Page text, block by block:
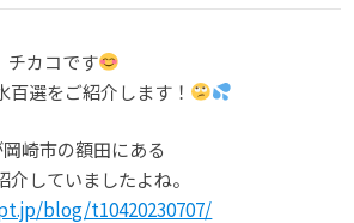
チカコです
選をご紹介します！
崎市の額田にある
していましたよね。
blog/t10420230707/